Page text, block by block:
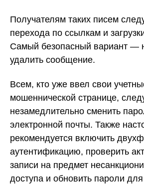
Получателям таких писем
перехода по ссылкам и
Самый безопасный вариант —
удалить сообщение.
Всем, кто уже ввел свои
мошеннической странице,
незамедлительно сменить
электронной почты. Также
рекомендуется включить
аутентификацию, проверить
записи на предмет
доступа и обновить пароли